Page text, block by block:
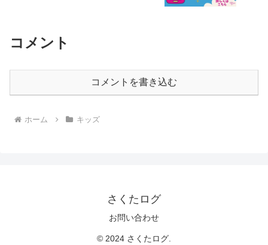
コメント
コメントを書き込む
ホーム キッズ
さくたログ
お問い合わせ
© 2024 さくたログ.